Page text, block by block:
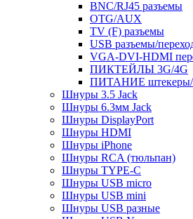
BNC/RJ45 разъемы
OTG/AUX
TV (F) разъемы
USB разъемы/
VGA-DVI-HDMI
ПИКТЕЙЛЫ 3G/4G
ПИТАНИЕ штекеры/
Шнуры 3.5 Jack
Шнуры 6.3мм Jack
Шнуры DisplayPort
Шнуры HDMI
Шнуры iPhone
Шнуры RCA (тюльпан)
Шнуры TYPE-C
Шнуры USB micro
Шнуры USB mini
Шнуры USB разные